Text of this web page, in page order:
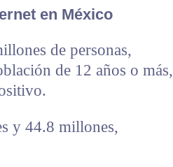
en México
de personas,
de 12 años o más,
y 44.8 millones,